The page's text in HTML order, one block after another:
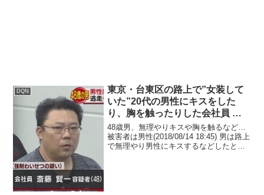
DQN
東京・台東区の路上で”女装して
いた”20代の男性にキスをした
り、胸を触ったりした会社員 斎
藤賢一(48)
48歳男、無理やりキスや胸を触るなど…
被害者は男性(2018/08/14 18:45) 男は路上
で無理やり男性にキスするなどしたとい